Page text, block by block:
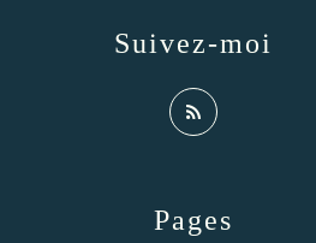
Pages
Suivez-moi